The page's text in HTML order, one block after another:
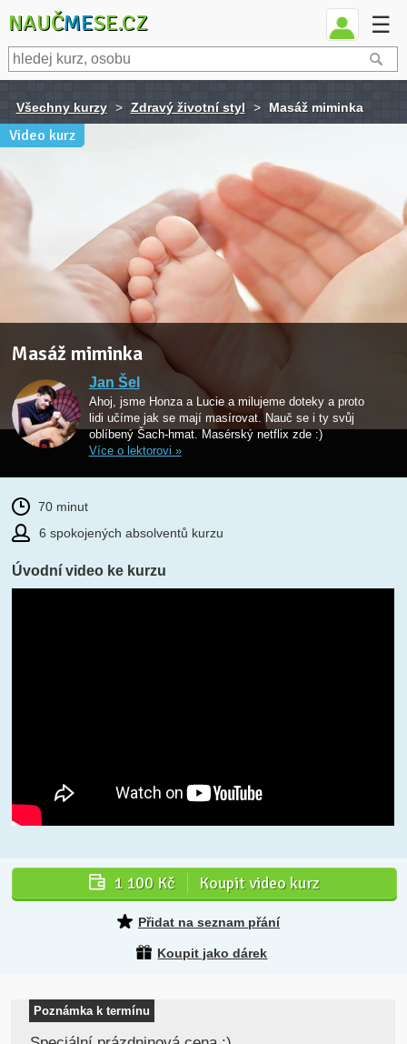
NAUČMESE.CZ ☰
Všechny kurzy > Zdravý životní styl > Masáž miminka
Video kurz
Masáž miminka
Jan Šel
Ahoj, jsme Honza a Lucie a milujeme doteky a proto
lidi učíme jak se mají masírovat. Nauč se i ty svůj
oblíbený Šach-hmat. Masérský netflix zde :)
Více o lektorovi »
70 minut
6 spokojených absolventů kurzu
Úvodní video ke kurzu
1 100 Kč Koupit video kurz
Přidat na seznam přání
Koupit jako dárek
Poznámka k termínu